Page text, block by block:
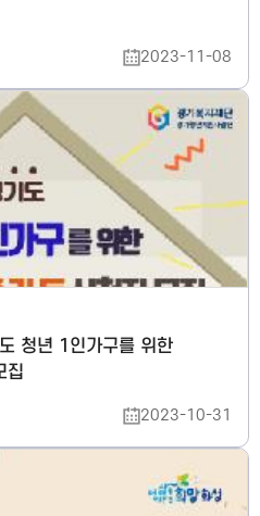
2023-11-08
청년 1인가구를 위한
집
2023-10-31